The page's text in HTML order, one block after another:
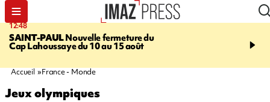
12:48
SAINT-PAULNouvelle fermeture du
Cap Lahoussaye du 10 au 15 août
14:23
massif de migrants, la
Accueil France - Monde
Jeux olympiques